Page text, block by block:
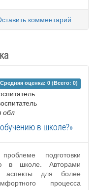
комментарий
Средняя оценка: 0 (Всего: 0)
обл
в школе?»
подготовки
в школе. Авторами
аспекты для более
процесса